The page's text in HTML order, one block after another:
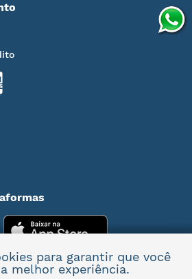
para garantir que você
melhor experiência.